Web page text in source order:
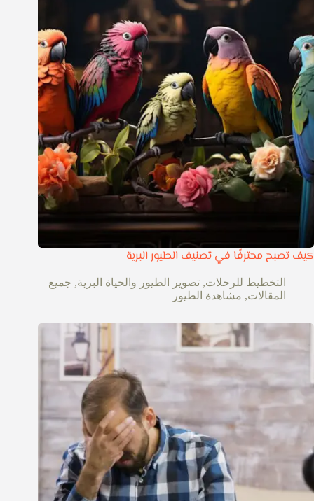
كيف تصبح محترفًا في تصنيف الطيور البرية
التخطيط للرحلات, تصوير الطيور والحياة البرية, جميع
المقالات, مشاهدة الطيور